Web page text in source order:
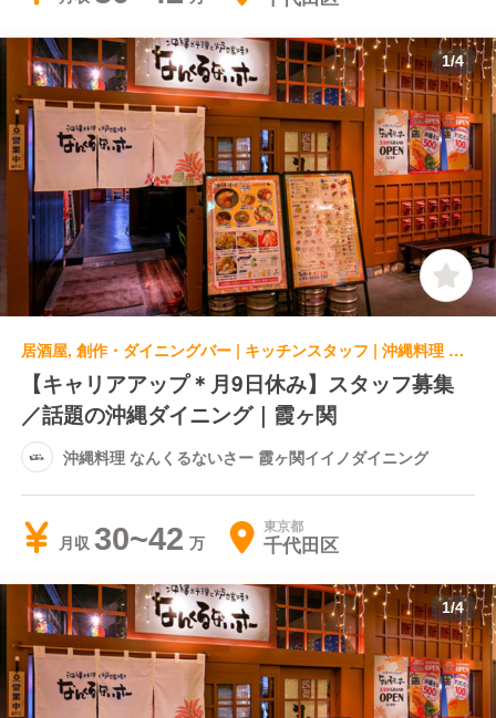
1/4
居酒屋, 創作・ダイニングバー | キッチンスタッフ | 沖縄料理 なんくるないさー 霞ヶ関イイノダイニング
【キャリアアップ＊月9日休み】スタッフ募集
／話題の沖縄ダイニング｜霞ヶ関
沖縄料理 なんくるないさー 霞ヶ関イイノダイニング
月収 30~42 東京都
千代田区
1/4